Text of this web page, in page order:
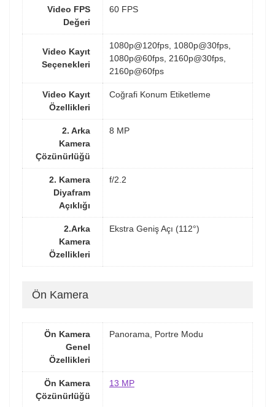
Video FPS
Değeri
60 FPS
Video Kayıt
Seçenekleri
1080p@120fps, 1080p@30fps,
1080p@60fps, 2160p@30fps,
2160p@60fps
Video Kayıt
Özellikleri
Coğrafi Konum Etiketleme
2. Arka
Kamera
Çözünürlüğü
8 MP
2. Kamera
Diyafram
Açıklığı
f/2.2
2.Arka
Kamera
Özellikleri
Ekstra Geniş Açı (112°)
Ön Kamera
Ön Kamera
Genel
Özellikleri
Panorama, Portre Modu
Ön Kamera
Çözünürlüğü
13 MP